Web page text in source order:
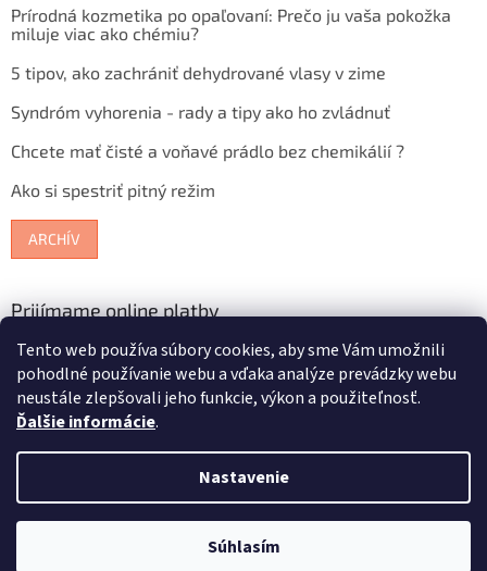
Tento web používa súbory cookies, aby sme Vám umožnili
pohodlné používanie webu a vďaka analýze prevádzky webu
neustále zlepšovali jeho funkcie, výkon a použiteľnosť.
Ďalšie informácie.
Nastavenie
Súhlasím
Prírodná kozmetika po opaľovaní: Prečo ju vaša pokožka
miluje viac ako chémiu?
5 tipov, ako zachrániť dehydrované vlasy v zime
Syndróm vyhorenia - rady a tipy ako ho zvládnuť
Chcete mať čisté a voňavé prádlo bez chemikálií ?
Ako si spestriť pitný režim
ARCHÍV
Prijímame online platby
Copyright 2026Bioterra.sk. Všetky práva vyhradené.Upraviť
nastavenie cookies